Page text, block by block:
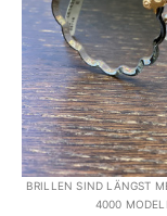
BRILLEN SIND LÄNGST
4000